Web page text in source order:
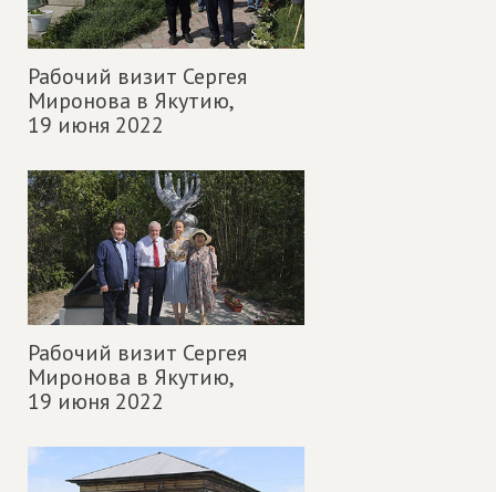
Рабочий визит Сергея
Миронова в Якутию,
19 июня 2022
Рабочий визит Сергея
Миронова в Якутию,
19 июня 2022